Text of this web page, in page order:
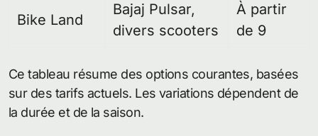
Bike Land
Bajaj Pulsar,
divers scooters
À partir
de 9
Ce tableau résume des options courantes, basées
sur des tarifs actuels. Les variations dépendent de
la durée et de la saison.